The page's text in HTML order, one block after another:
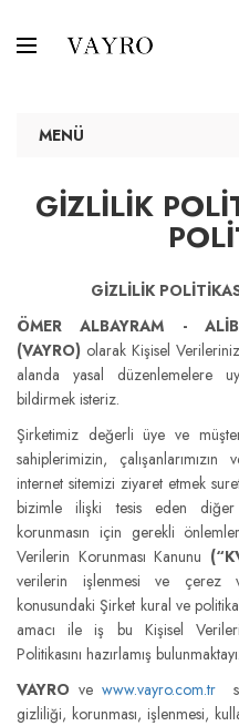
MENÜ
GIZLILIK
GİZLİLİK
ÖMER ALBAYRAM -
(VAYRO) olarak Kişisel
alanda yasal düzenlemelere
bildirmek isteriz.
Şirketimiz değerli üye ve
sahiplerimizin,
internet sitemizi ziyaret etmek
bizimle ilişki tesis eden
korunmasın için gerekli
Verilerin Korunması Kanunu
verilerin işlenmesi ve çerez
konusundaki Şirket kural ve
amacı ile iş bu Kişisel
Politikasını hazırlamış
VAYRO ve www.vayro.com.tr
gizliliği, korunması, işlenmesi,